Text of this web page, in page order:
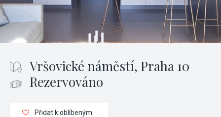
Vršovické náměstí, Praha 10
Rezervováno
Přidat k oblíbeným